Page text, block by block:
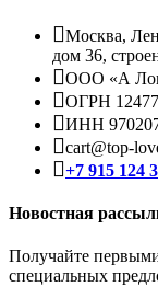
Москва,
дом 36,
ООО «А
ОГРН
ИНН
cart@top-
+7 915 124
Новостная
Получайте
специальных